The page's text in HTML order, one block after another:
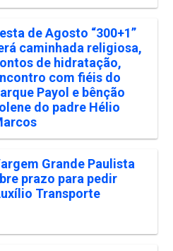
de Agosto “300+1”
caminhada religiosa,
de hidratação,
com fiéis do
Payol e bênção
do padre Hélio
Grande Paulista
prazo para pedir
Transporte